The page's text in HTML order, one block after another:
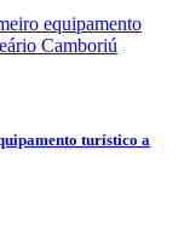
turístico a